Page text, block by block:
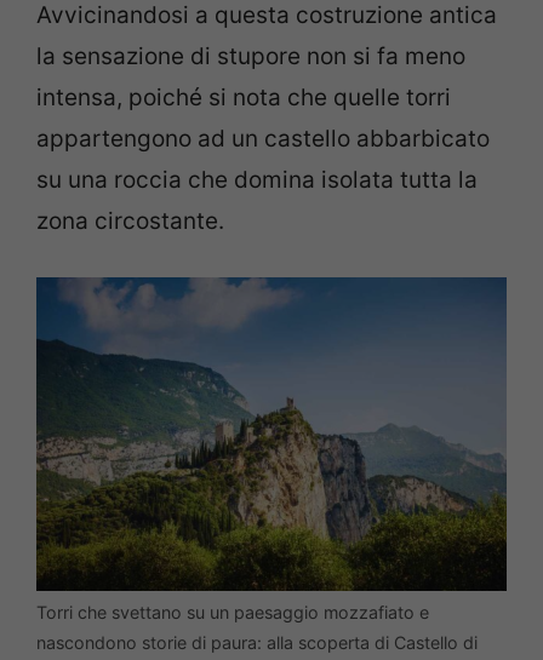
Avvicinandosi a questa costruzione antica
la sensazione di stupore non si fa meno
intensa, poiché si nota che quelle torri
appartengono ad un castello abbarbicato
su una roccia che domina isolata tutta la
zona circostante.
Torri che svettano su un paesaggio mozzafiato e
nascondono storie di paura: alla scoperta di Castello di